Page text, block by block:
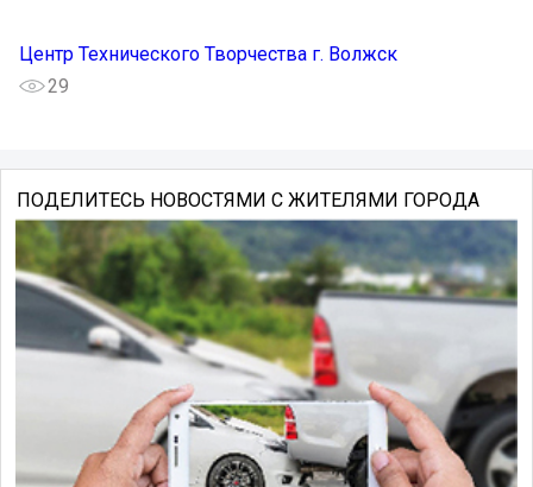
Центр Технического Творчества г. Волжск
29
ПОДЕЛИТЕСЬ НОВОСТЯМИ С ЖИТЕЛЯМИ ГОРОДА